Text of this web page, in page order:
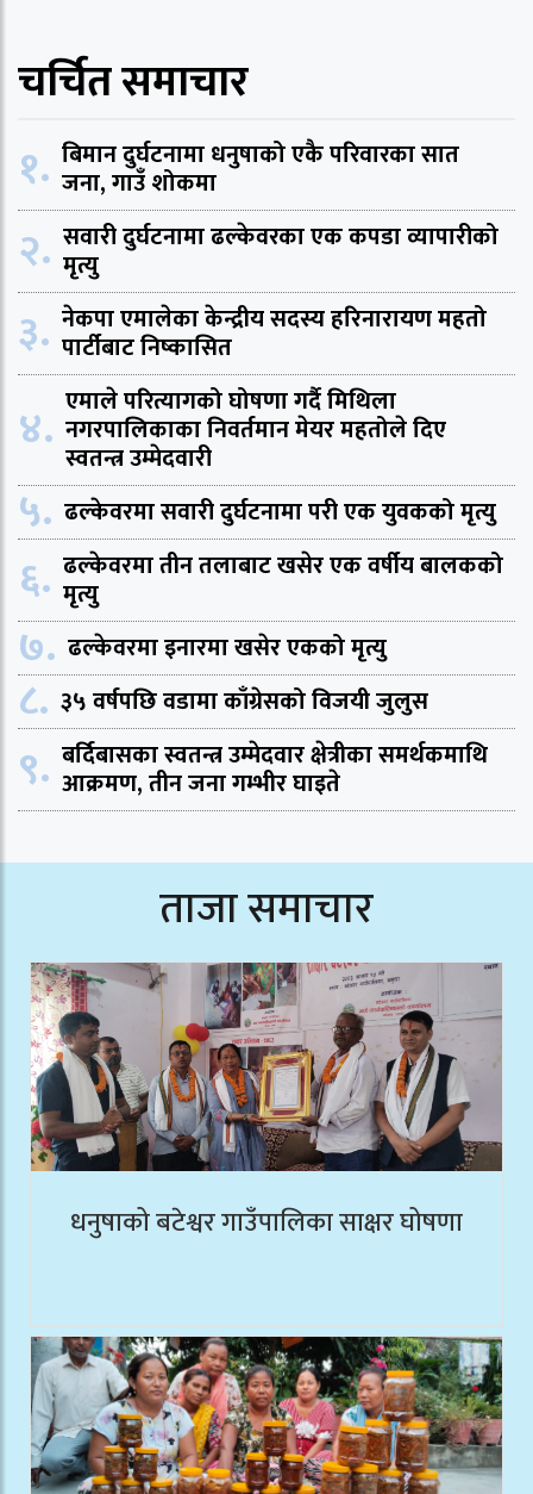
चर्चित समाचार
१. बिमान दुर्घटनामा धनुषाको एकै परिवारका सात
जना, गाउँ शोकमा
२. सवारी दुर्घटनामा ढल्केवरका एक कपडा व्यापारीको
मृत्यु
३. नेकपा एमालेका केन्द्रीय सदस्य हरिनारायण महतो
पार्टीबाट निष्कासित
४. एमाले परित्यागको घोषणा गर्दै मिथिला
नगरपालिकाका निवर्तमान मेयर महतोले दिए
स्वतन्त्र उम्मेदवारी
५. ढल्केवरमा सवारी दुर्घटनामा परी एक युवकको मृत्यु
६. ढल्केवरमा तीन तलाबाट खसेर एक वर्षीय बालकको
मृत्यु
७. ढल्केवरमा इनारमा खसेर एकको मृत्यु
८. ३५ वर्षपछि वडामा काँग्रेसको विजयी जुलुस
९. बर्दिबासका स्वतन्त्र उम्मेदवार क्षेत्रीका समर्थकमाथि
आक्रमण, तीन जना गम्भीर घाइते
ताजा समाचार
धनुषाको बटेश्वर गाउँपालिका साक्षर घोषणा